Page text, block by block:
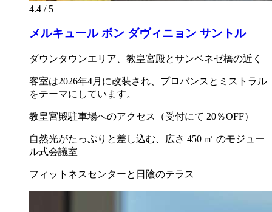
4.4 / 5
メルキュール ポン ダヴィニョン サントル
ダウンタウンエリア、教皇宮殿とサンベネゼ橋の近く
客室は2026年4月に改装され、プロバンスとミストラル
をテーマにしています。
教皇宮殿駐車場へのアクセス（受付にて 20％OFF）
自然光がたっぷりと差し込む、広さ 450 ㎡ のモジュー
ル式会議室
フィットネスセンターと日陰のテラス